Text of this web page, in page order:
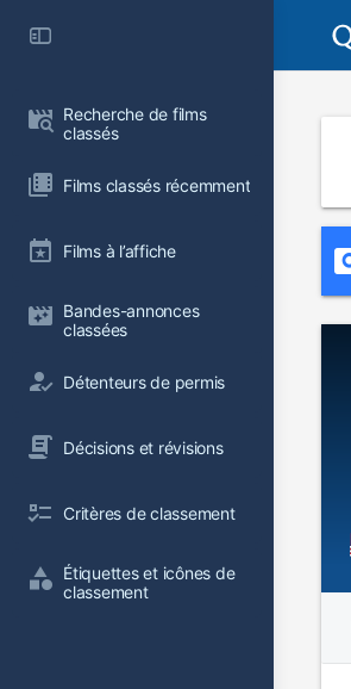
Recherche de films
classés
Films classés récemment
Films à l’affiche
Bandes-annonces
classées
Détenteurs de permis
Décisions et révisions
Critères de classement
Étiquettes et icônes de
classement